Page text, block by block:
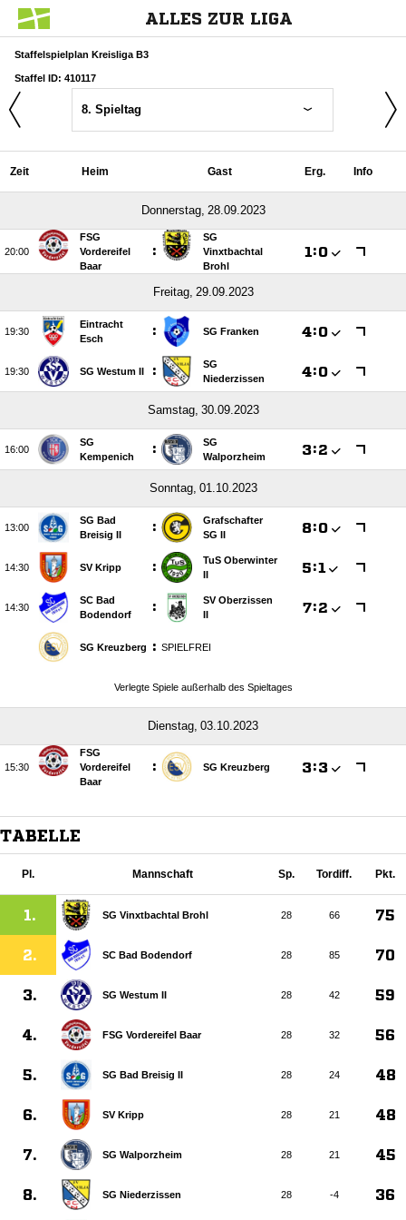
ALLES ZUR LIGA
Staffelspielplan Kreisliga B3
Staffel ID: 410117
8. Spieltag
Zeit Heim Gast Erg. Info
 

FSG
Vordereifel
Baar
:
SG
Vinxtbachtal
Brohl
 :
 

Eintracht
Esch
: SG Franken :
 SG Westum II :
SG
Niederzissen
:
 

SG
Kempenich
:
SG
Walporzheim
:
 

SG Bad
Breisig II
:
Grafschafter
SG II
:
 SV Kripp :
TuS Oberwinter
II
:

SC Bad
Bodendorf
:
SV Oberzissen
II
:
SG Kreuzberg : SPIELFREI
Verlegte Spiele außerhalb des Spieltages
 

FSG
Vordereifel
Baar
: SG Kreuzberg :
TABELLE
Pl. Mannschaft Sp. Tordiff. Pkt.
1. SG Vinxtbachtal Brohl 28 66 75
2. SC Bad Bodendorf 28 85 70
3. SG Westum II 28 42 59
4. FSG Vordereifel Baar 28 32 56
5. SG Bad Breisig II 28 24 48
6. SV Kripp 28 21 48
7. SG Walporzheim 28 21 45
8. SG Niederzissen 28 -4 36